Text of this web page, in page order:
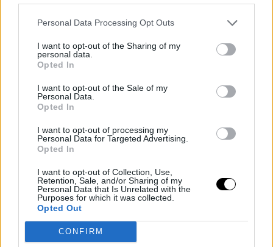
Personal Data Processing Opt Outs
I want to opt-out of the Sharing of my
personal data.
Opted In
I want to opt-out of the Sale of my
Personal Data.
Opted In
I want to opt-out of processing my
Personal Data for Targeted Advertising.
Opted In
I want to opt-out of Collection, Use,
Retention, Sale, and/or Sharing of my
Personal Data that Is Unrelated with the
Purposes for which it was collected.
Opted Out
CONFIRM
PEOPLE AND STYLE
Πόπι Ντελεβίν: Το φωτογραφικό άλμπουμ των
διακοπών της στην Ελλάδα με τον Κωνσταντίνο
Αλέξιο Γλύξμπουργκ
09 SEP 2023